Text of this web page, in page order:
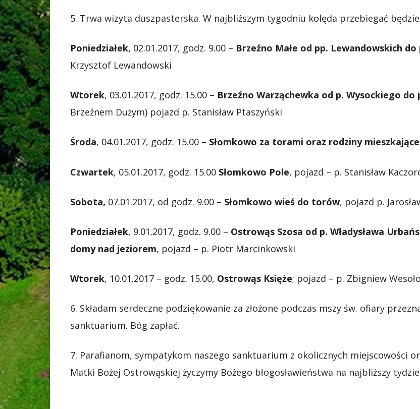
5. Trwa wizyta duszpasterska. W najbliższym tygodniu kolęda przebiegać
Poniedziałek, 02.01.2017, godz. 9.00 – Brzeźno Małe od pp. Lewandowskich
Krzysztof Lewandowski
Wtorek, 03.01.2017, godz. 15.00 – Brzeźno Warząchewka od p. Wysockiego
Brzeźnem Dużym) pojazd p. Stanisław Ptaszyński
Środa, 04.01.2017, godz. 15.00 – Słomkowo za torami oraz rodziny
Czwartek, 05.01.2017, godz. 15.00 Słomkowo Pole, pojazd – p. Stanisław
Sobota, 07.01.2017, od godz. 9.00 – Słomkowo wieś do torów, pojazd p.
Poniedziałek, 9.01.2017, godz. 9.00 – Ostrowąs Szosa od p. Władysława
domy nad jeziorem, pojazd – p. Piotr Marcinkowski
Wtorek, 10.01.2017 – godz. 15.00, Ostrowąs Księże; pojazd – p. Zbigniew
6. Składam serdeczne podziękowanie za złożone podczas mszy św. ofiary
sanktuarium. Bóg zapłać.
7. Parafianom, sympatykom naszego sanktuarium z okolicznych miejscowości
Matki Bożej Ostrowąskiej życzymy Bożego błogosławieństwa na najbliższy